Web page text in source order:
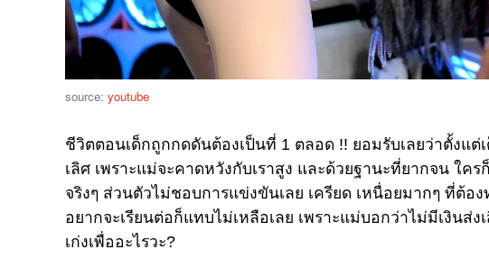
source: youtube
ชีวิตตอนเด็กถูกกดดันต้องเป็นที่ 1 ตลอด !! ยอมรับเลยว่าตั้งแ
เลิศ เพราะแม่จะคาดหวังกับเราสูง และด้วยฐานะที่ยากจน ใค
จริงๆ ส่วนตัวไม่ชอบการแข่งขันเลย เครียด เหนื่อยมากๆ ที่ต้
อยากจะเรียนต่อก็แทบไม่เหลือเลย เพราะแม่บอกว่าไม่มีเงินส่
เก่งเพื่ออะไรวะ?